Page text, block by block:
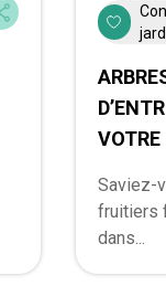
Saviez-
fruitiers
dans...